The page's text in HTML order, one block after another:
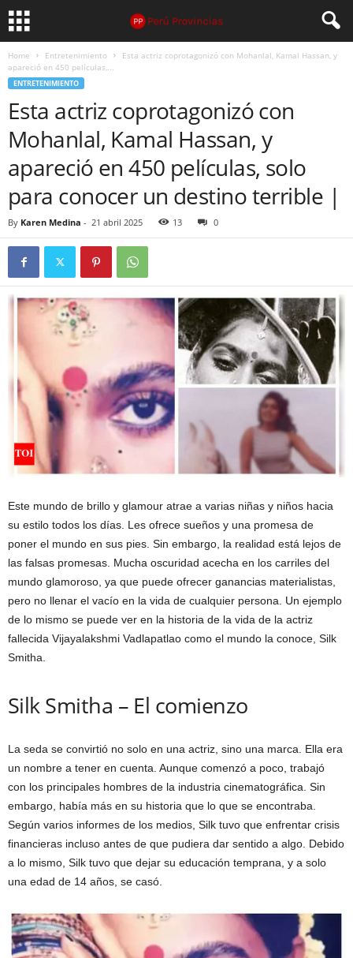
Home Entretenimiento
Esta actriz coprotagonizó con Mohanlal, Kamal Hassan, y
apareció en 450 películas,...
ENTRETENIMIENTO
Esta actriz coprotagonizó con
Mohanlal, Kamal Hassan, y
apareció en 450 películas, solo
para conocer un destino terrible |
By Karen Medina - 21 abril 2025 13 0
Este mundo de brillo y glamour atrae a varias niñas y niños hacia
su estilo todos los días. Les ofrece sueños y una promesa de
poner el mundo en sus pies. Sin embargo, la realidad está lejos de
las falsas promesas. Mucha oscuridad acecha en los carriles del
mundo glamoroso, ya que puede ofrecer ganancias materialistas,
pero no llenar el vacío en la vida de cualquier persona. Un ejemplo
de lo mismo se puede ver en la historia de la vida de la actriz
fallecida Vijayalakshmi Vadlapatlao como el mundo la conoce, Silk
Smitha.
Silk Smitha – El comienzo
La seda se convirtió no solo en una actriz, sino una marca. Ella era
un nombre a tener en cuenta. Aunque comenzó a poco, trabajó
con los principales hombres de la industria cinematográfica. Sin
embargo, había más en su historia que lo que se encontraba.
Según varios informes de los medios, Silk tuvo que enfrentar crisis
financieras incluso antes de que pudiera dar sentido a algo. Debido
a lo mismo, Silk tuvo que dejar su educación temprana, y a solo
una edad de 14 años, se casó.